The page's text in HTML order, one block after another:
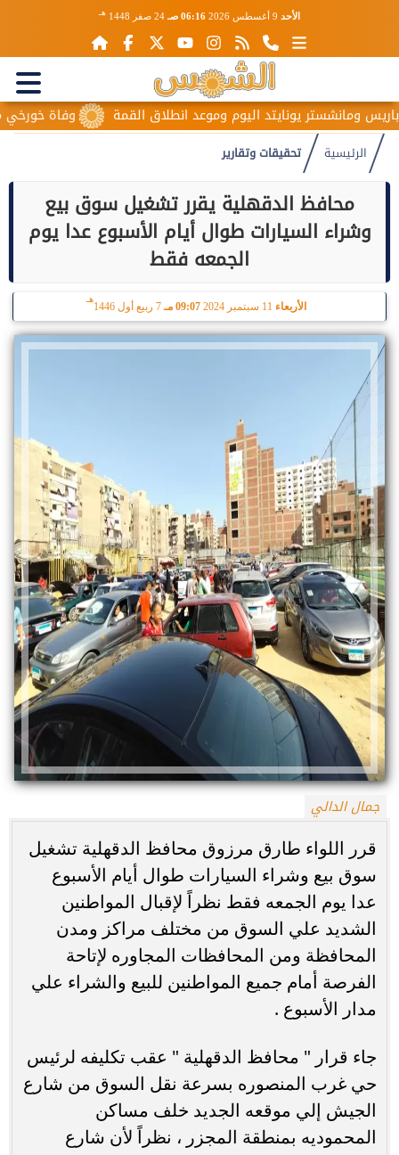
الأحد 06:16 صـ 24 صفر 1448 هـ
وفاة خورخي ميسي يونايتد اليوم وموعد انطلاق القمة
الرئيسية تحقيقات وتقارير
محافظ الدقهلية يقرر تشغيل سوق بيع
وشراء السيارات طوال أيام الأسبوع عدا يوم
الجمعه فقط
الأربعاء 09:07 مـ 7 ربيع أول 1446
هـ
جمال الدالي
قرر اللواء طارق مرزوق محافظ الدقهلية تشغيل
سوق بيع وشراء السيارات طوال أيام الأسبوع
عدا يوم الجمعه فقط نظراً لإقبال المواطنين
الشديد علي السوق من مختلف مراكز ومدن
المحافظة ومن المحافظات المجاوره لإتاحة
الفرصة أمام جميع المواطنين للبيع والشراء علي
مدار الأسبوع .
جاء قرار " محافظ الدقهلية " عقب تكليفه لرئيس
حي غرب المنصوره بسرعة نقل السوق من شارع
الجيش إلي موقعه الجديد خلف مساكن
المحموديه بمنطقة المجزر ، نظراً لأن شارع